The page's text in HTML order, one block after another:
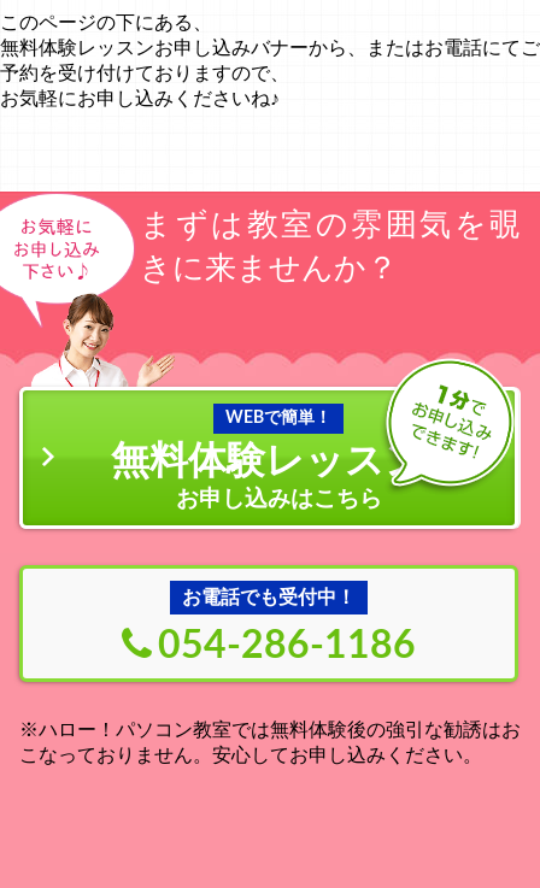
このページの下にある、
無料体験レッスンお申し込みバナーから、またはお電話にてご
予約を受け付けておりますので、
お気軽にお申し込みくださいね♪
まずは教室の雰囲気を覗
きに来ませんか？
WEBで簡単！
無料体験レッスン
お申し込みはこちら
お電話でも受付中！
054-286-1186
※ハロー！パソコン教室では無料体験後の強引な勧誘はお
こなっておりません。安心してお申し込みください。